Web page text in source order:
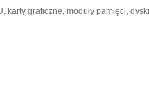
karty graficzne, moduły pamięci,